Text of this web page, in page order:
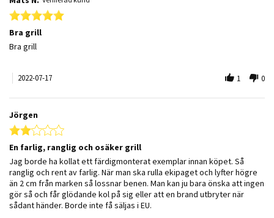
5.0 star rating
Bra grill
Review by Mats N. on 17 Jul 2022
review stating Bra grill
Bra grill
2022-07-17 1 0
Jörgen
2.0 star rating
En farlig, ranglig och osäker grill
Review by Jörgen on 10 Jul 2022
review stating En farlig, ranglig och osäker grill
Jag borde ha kollat ett färdigmonterat exemplar innan köpet. Så
ranglig och rent av farlig. När man ska rulla ekipaget och lyfter högre
än 2 cm från marken så lossnar benen. Man kan ju bara önska att ingen
gör så och får glödande kol på sig eller att en brand utbryter när
sådant händer. Borde inte få säljas i EU.